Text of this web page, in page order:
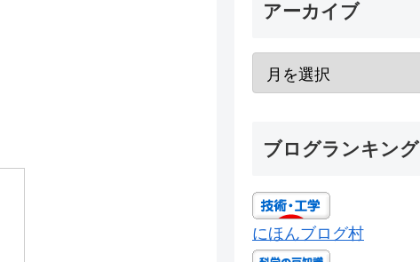
アーカイブ
ブログランキング
にほんブログ村